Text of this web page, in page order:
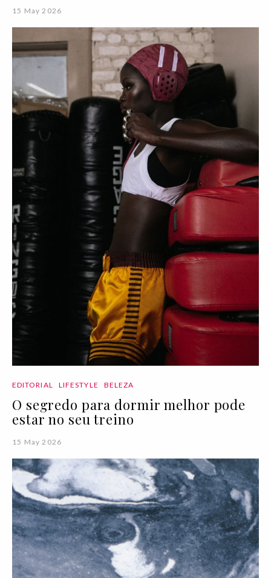
15 May 2026
EDITORIAL LIFESTYLE BELEZA
O segredo para dormir melhor pode
estar no seu treino
15 May 2026